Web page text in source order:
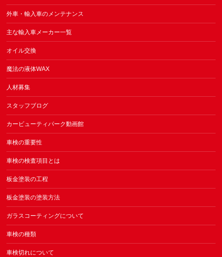
外車・輸入車のメンテナンス
主な輸入車メーカー一覧
オイル交換
魔法の液体WAX
人材募集
スタッフブログ
カービューティパーク動画館
車検の重要性
車検の検査項目とは
板金塗装の工程
板金塗装の塗装方法
ガラスコーティングについて
車検の種類
車検切れについて